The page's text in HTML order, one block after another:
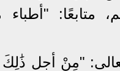
متابعًا:
"مِنْ أجل ذَٰلِكَ